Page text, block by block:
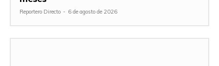
Reportero Directo - 6 de agosto de 2026